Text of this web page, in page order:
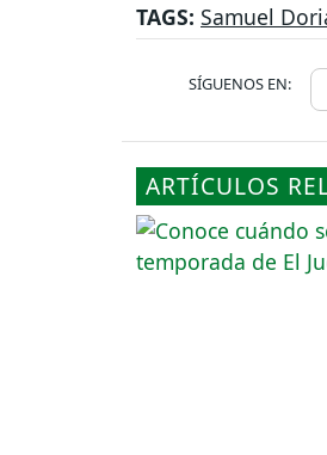
TAGS: Samuel
SÍGUENOS EN:
ARTÍCULOS